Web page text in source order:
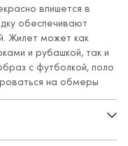
впишется в
обеспечивают
Жилет может как
и рубашкой, так и
с футболкой, поло
на обмеры
меньше.